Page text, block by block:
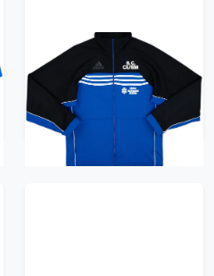
1999-00 AC Cesena
adidas Track Jacket -
6/10 - (M)
626 kr / £71.99